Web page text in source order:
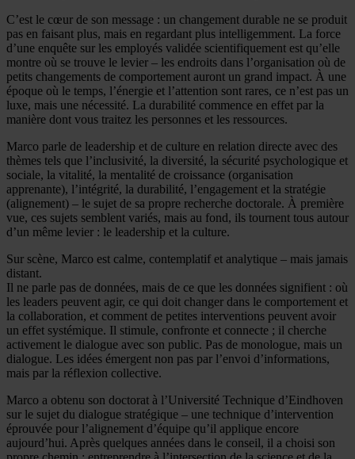
C’est le cœur de son message : un changement durable ne se produit
pas en faisant plus, mais en regardant plus intelligemment. La force
d’une enquête sur les employés validée scientifiquement est qu’elle
montre où se trouve le levier – les endroits dans l’organisation où de
petits changements de comportement auront un grand impact. À une
époque où le temps, l’énergie et l’attention sont rares, ce n’est pas un
luxe, mais une nécessité. La durabilité commence en effet par la
manière dont vous traitez les personnes et les ressources.
Marco parle de leadership et de culture en relation directe avec des
thèmes tels que l’inclusivité, la diversité, la sécurité psychologique et
sociale, la vitalité, la mentalité de croissance (organisation
apprenante), l’intégrité, la durabilité, l’engagement et la stratégie
(alignement) – le sujet de sa propre recherche doctorale. À première
vue, ces sujets semblent variés, mais au fond, ils tournent tous autour
d’un même levier : le leadership et la culture.
Sur scène, Marco est calme, contemplatif et analytique – mais jamais
distant.
Il ne parle pas de données, mais de ce que les données signifient : où
les leaders peuvent agir, ce qui doit changer dans le comportement et
la collaboration, et comment de petites interventions peuvent avoir
un effet systémique. Il stimule, confronte et connecte ; il cherche
activement le dialogue avec son public. Pas de monologue, mais un
dialogue. Les idées émergent non pas par l’envoi d’informations,
mais par la réflexion collective.
Marco a obtenu son doctorat à l’Université Technique d’Eindhoven
sur le sujet du dialogue stratégique – une technique d’intervention
éprouvée pour l’alignement d’équipe qu’il applique encore
aujourd’hui. Après quelques années dans le conseil, il a choisi son